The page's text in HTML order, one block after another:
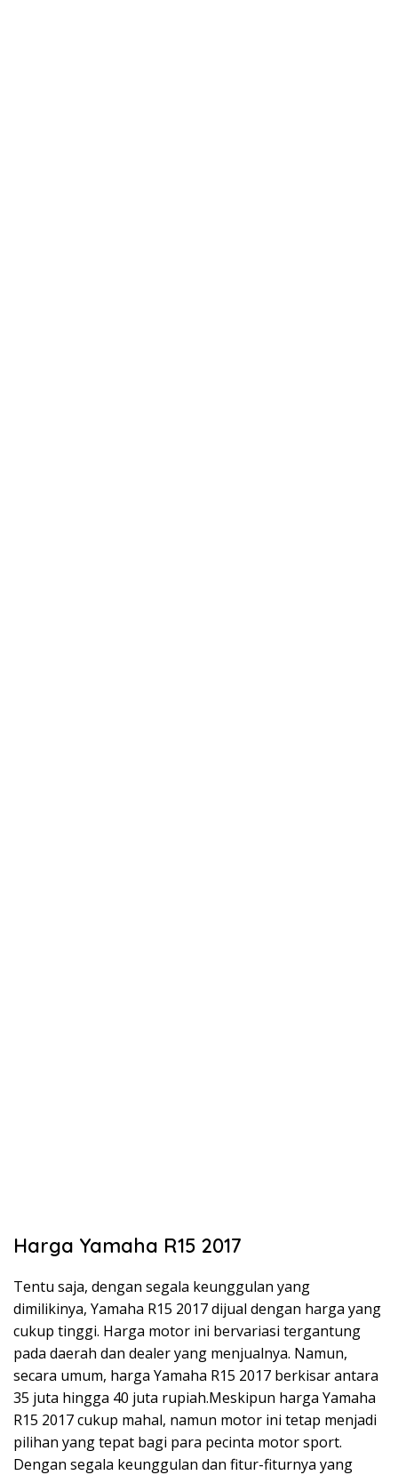
Harga Yamaha R15 2017
Tentu saja, dengan segala keunggulan yang
dimilikinya, Yamaha R15 2017 dijual dengan harga yang
cukup tinggi. Harga motor ini bervariasi tergantung
pada daerah dan dealer yang menjualnya. Namun,
secara umum, harga Yamaha R15 2017 berkisar antara
35 juta hingga 40 juta rupiah.Meskipun harga Yamaha
R15 2017 cukup mahal, namun motor ini tetap menjadi
pilihan yang tepat bagi para pecinta motor sport.
Dengan segala keunggulan dan fitur-fiturnya yang